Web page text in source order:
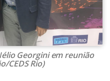
Georgini em reunião
CEDS Rio)